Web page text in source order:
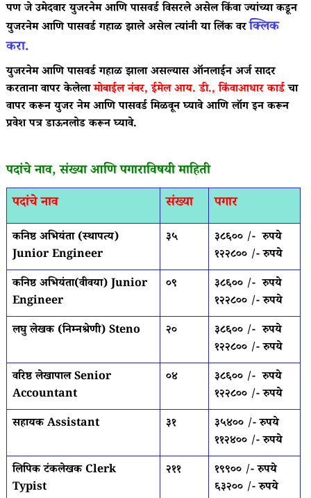
पण जे उमेदवार युजरनेम आणि पासवर्ड विसरले असेल किंवा ज्यांच्या कडून
युजरनेम आणि पासवर्ड गहाळ झाले असेल त्यांनी या लिंक वरक्लिक
करा.
युजरनेम आणि पासवर्ड गहाळ झाला असल्यास ऑनलाईन अर्ज सादर
करताना वापर केलेलामोबाईल नंबर, ईमेल आय. डी., किंवाआधार कार्डचा
वापर करून युजर नेम आणि पासवर्ड मिळवून घ्यावे आणि लॉग इन करून
प्रवेश पत्र डाऊनलोड करून घ्यावे.
पदांचे नाव, संख्या आणि पगाराविषयी माहिती
पदांचे नाव
संख्या पगार
कनिष्ठ अभियंता (स्थापत्य)
Junior Engineer
३५
३८६०० /- रुपये
१२२८०० /- रुपये
कनिष्ठ अभियंता(वीवया) Junior
Engineer
०९
३८६०० /- रुपये
१२२८०० /- रुपये
लघु लेखक (निम्नश्रेणी) Steno
२०
३८६०० /- रुपये
१२२८०० /- रुपये
वरिष्ठ लेखापाल Senior
Accountant
०४
३८६०० /- रुपये
१२२८०० /- रुपये
सहायक Assistant
३१
३५४०० /- रुपये
११२४०० /- रुपये
लिपिक टंकलेखक Clerk
Typist
२११
१९९०० /- रुपये
६३२०० /- रुपये